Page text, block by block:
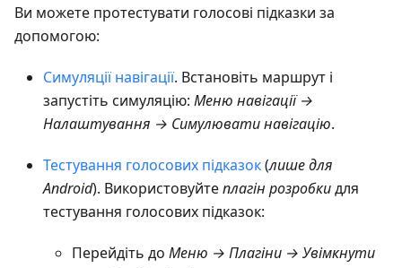
Ви можете протестувати голосові підказки за
допомогою:
Симуляції навігації. Встановіть маршрут і
запустіть симуляцію: Меню навігації →
Налаштування → Симулювати навігацію.
Тестування голосових підказок(лише для
Android). Використовуйтеплагін розробкидля
тестування голосових підказок:
Перейдіть до Меню → Плагіни → Увімкнути